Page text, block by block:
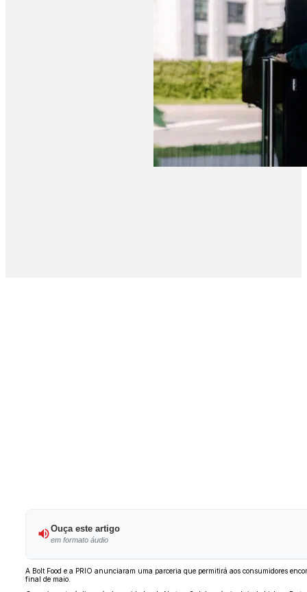
Ouça este artigo
em formato áudio
A Bolt Food e a PRIO anunciaram uma parceria que permitirá aos consumidores
final de maio.